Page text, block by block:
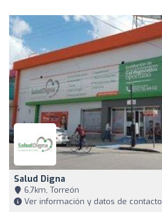
Salud Digna
6,7km, Torreón
Ver información y datos de contacto